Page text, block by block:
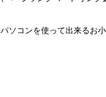
コンを使って出来るお小